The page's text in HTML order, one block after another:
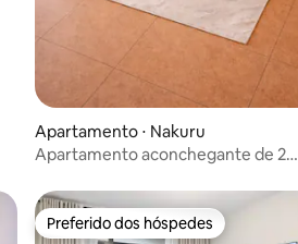
Apartamento ⋅ Nakuru
Apartamento aconchegante de 2
financeiro)
Preferido dos hóspedes
Preferido dos hóspedes